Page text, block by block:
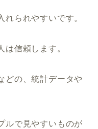
られやすいです。
信頼します。
どの、統計データや
ルで見やすいものが